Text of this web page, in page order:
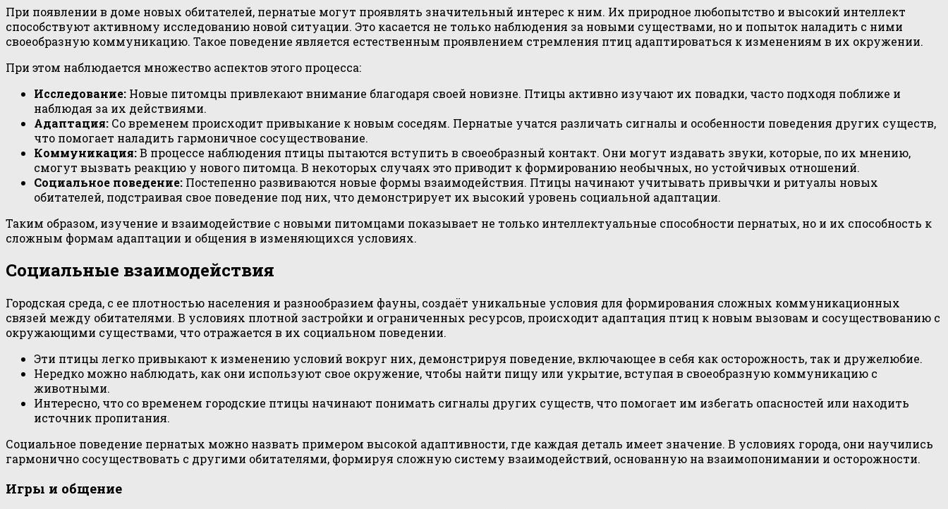
При появлении в доме новых обитателей, пернатые могут проявлять значительный интерес к ним. Их природное любопытство и высокий интеллект
способствуют активному исследованию новой ситуации. Это касается не только наблюдения за новыми существами, но и попыток наладить с ними
своеобразную коммуникацию. Такое поведение является естественным проявлением стремления птиц адаптироваться к изменениям в их окружении.
При этом наблюдается множество аспектов этого процесса:
Исследование: Новые питомцы привлекают внимание благодаря своей новизне. Птицы активно изучают их повадки, часто подходя поближе и
наблюдая за их действиями.
Адаптация: Со временем происходит привыкание к новым соседям. Пернатые учатся различать сигналы и особенности поведения других существ,
что помогает наладить гармоничное сосуществование.
Коммуникация:В процессе наблюдения птицы пытаются вступить в своеобразный контакт. Они могут издавать звуки, которые, по их мнению,
смогут вызвать реакцию у нового питомца. В некоторых случаях это приводит к формированию необычных, но устойчивых отношений.
Социальное поведение: Постепенно развиваются новые формы взаимодействия. Птицы начинают учитывать привычки и ритуалы новых
обитателей, подстраивая свое поведение под них, что демонстрирует их высокий уровень социальной адаптации.
Таким образом, изучение и взаимодействие с новыми питомцами показывает не только интеллектуальные способности пернатых, но и их способность к
сложным формам адаптации и общения в изменяющихся условиях.
Социальные взаимодействия
Городская среда, с ее плотностью населения и разнообразием фауны, создаёт уникальные условия для формирования сложных коммуникационных
связей между обитателями. В условиях плотной застройки и ограниченных ресурсов, происходит адаптация птиц к новым вызовам и сосуществованию с
окружающими существами, что отражается в их социальном поведении.
Эти птицы легко привыкают к изменению условий вокруг них, демонстрируя поведение, включающее в себя как осторожность, так и дружелюбие.
Нередко можно наблюдать, как они используют свое окружение, чтобы найти пищу или укрытие, вступая в своеобразную коммуникацию с
животными.
Интересно, что со временем городские птицы начинают понимать сигналы других существ, что помогает им избегать опасностей или находить
источник пропитания.
Социальное поведение пернатых можно назвать примером высокой адаптивности, где каждая деталь имеет значение. В условиях города, они научились
гармонично сосуществовать с другими обитателями, формируя сложную систему взаимодействий, основанную на взаимопонимании и осторожности.
Игры и общение